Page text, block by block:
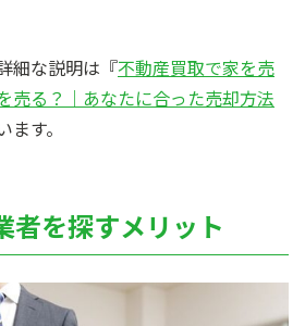
細な説明は『不動産買取で家を売
売る？｜あなたに合った売却方法
す。
者を探すメリット